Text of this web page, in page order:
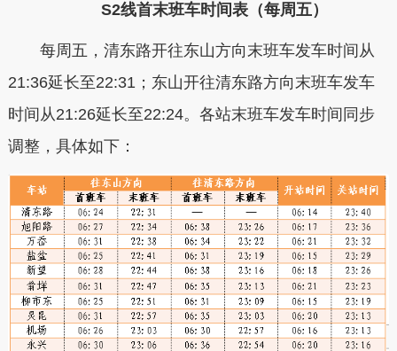
S2线首末班车时间表（每周五）
每周五，清东路开往东山方向末班车发车时间从
21:36延长至22:31；东山开往清东路方向末班车发车
时间从21:26延长至22:24。各站末班车发车时间同步
调整，具体如下：